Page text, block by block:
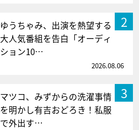
2
ゆうちゃみ、出演を熱望する
大人気番組を告白「オーディ
ション10…
2026.08.06
3
マツコ、みずからの洗濯事情
を明かし有吉おどろき！私服
で外出す…